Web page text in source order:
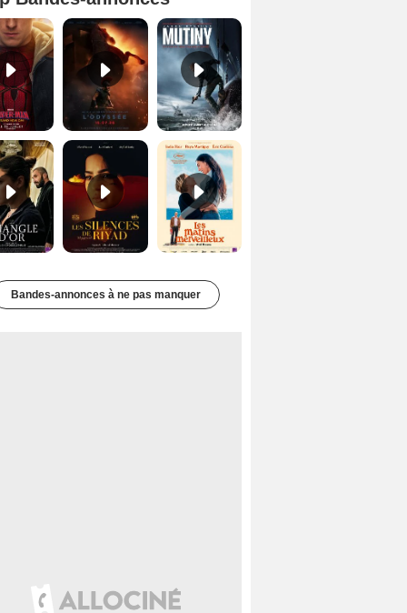
Spider-Man: Brand New Day Bande-annonce VO STFR L'Odyssée Bande-annonce VO STFR
Les Silences de Riyad Bande-annonce VO STFR Les Matins merveilleux Bande-annonce VF
Bandes-annonces à ne pas manquer